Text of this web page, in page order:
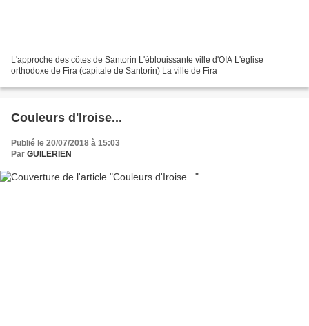
L'approche des côtes de Santorin L'éblouissante ville d'OIA L'église
orthodoxe de Fira (capitale de Santorin) La ville de Fira
Couleurs d'Iroise...
Publié le 20/07/2018 à 15:03
Par GUILERIEN